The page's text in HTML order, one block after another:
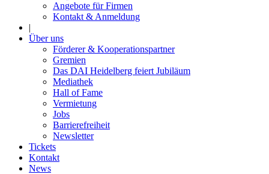
Angebote für Firmen
Kontakt & Anmeldung
|
Über uns
Förderer & Kooperationspartner
Gremien
Das DAI Heidelberg feiert Jubiläum
Mediathek
Hall of Fame
Vermietung
Jobs
Barrierefreiheit
Newsletter
Tickets
Kontakt
News